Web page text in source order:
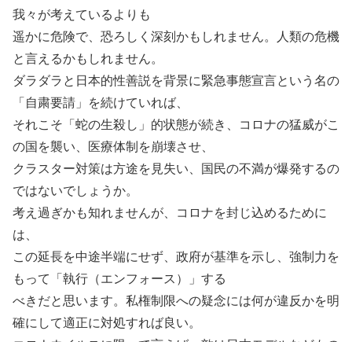
我々が考えているよりも
遥かに危険で、恐ろしく深刻かもしれません。人類の危機
と言えるかもしれません。
ダラダラと日本的性善説を背景に緊急事態宣言という名の
「自粛要請」を続けていれば、
それこそ「蛇の生殺し」的状態が続き、コロナの猛威がこ
の国を襲い、医療体制を崩壊させ、
クラスター対策は方途を見失い、国民の不満が爆発するの
ではないでしょうか。
考え過ぎかも知れませんが、コロナを封じ込めるために
は、
この延長を中途半端にせず、政府が基準を示し、強制力を
もって「執行（エンフォース）」する
べきだと思います。私権制限への疑念には何が違反かを明
確にして適正に対処すれば良い。